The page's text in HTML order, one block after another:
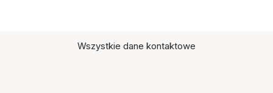
Wszystkie dane kontaktowe